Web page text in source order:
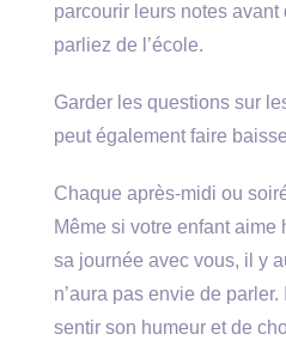
parcourir leurs notes avant
parliez de l’école.
Garder les questions sur
peut également faire
Chaque après-midi ou
Même si votre enfant
sa journée avec vous, il y
n’aura pas envie de parler.
sentir son humeur et de